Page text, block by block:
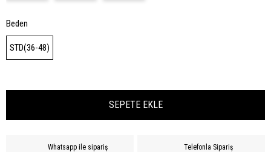
Beden
STD(36-48)
Whatsapp ile sipariş Telefonla Sipariş